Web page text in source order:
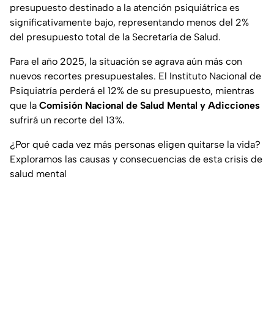
presupuesto destinado a la atención psiquiátrica es
significativamente bajo, representando menos del 2%
del presupuesto total de la Secretaría de Salud.
Para el año 2025, la situación se agrava aún más con
nuevos recortes presupuestales. El Instituto Nacional de
Psiquiatría perderá el 12% de su presupuesto, mientras
que la Comisión Nacional de Salud Mental y Adicciones
sufrirá un recorte del 13%.
¿Por qué cada vez más personas eligen quitarse la vida?
Exploramos las causas y consecuencias de esta crisis de
salud mental